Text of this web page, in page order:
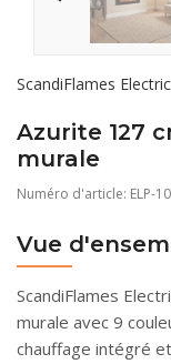
ScandiFlames Electric
Azurite 127
murale
Numéro d'article: ELP-
Vue
ScandiFlames
murale avec 9
chauffage intégré